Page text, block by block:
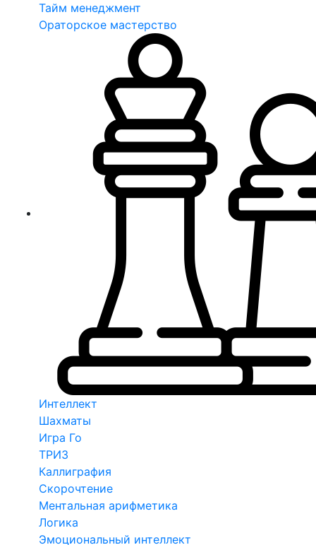
Тайм менеджмент
Ораторское мастерство
Интеллект
Шахматы
Игра Го
ТРИЗ
Каллиграфия
Скорочтение
Ментальная арифметика
Логика
Эмоциональный интеллект